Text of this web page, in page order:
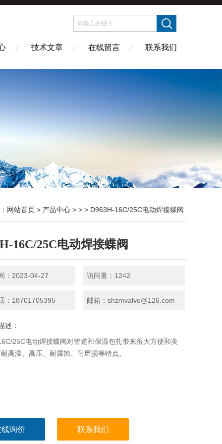
技术文章 在线留言 联系我们
网站首页 > 产品中心 > > > D963H-16C/25C电动焊接蝶阀
16C/25C电动焊接蝶阀
：2023-04-27 访问量：1242
：18701705395 邮箱：shzmvalve@126.com
述：
25C电动焊接蝶阀对管道和保温包扎带来很大方便和美
高温、高压、耐腐蚀、耐磨损等特点。
询价 联系我们